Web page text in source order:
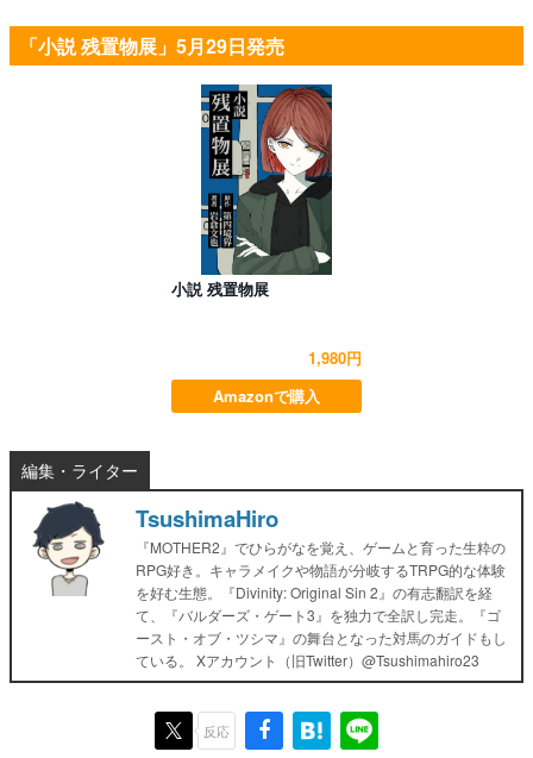
「小説 残置物展」5月29日発売
小説 残置物展
1,980円
Amazonで購入
編集・ライター
TsushimaHiro
『MOTHER2』でひらがなを覚え、ゲームと育った生粋の
RPG好き。キャラメイクや物語が分岐するTRPG的な体験
を好む生態。『Divinity: Original Sin 2』の有志翻訳を経
て、『バルダーズ・ゲート3』を独力で全訳し完走。『ゴ
ースト・オブ・ツシマ』の舞台となった対馬のガイドもし
ている。 Xアカウント（旧Twitter）@Tsushimahiro23
反応